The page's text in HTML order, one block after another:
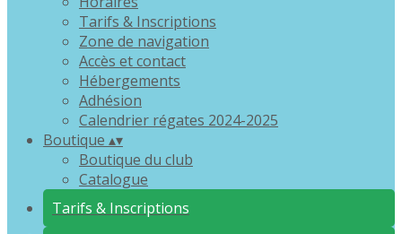
Tarifs & Inscriptions
Zone de navigation
Accès et contact
Hébergements
Adhésion
Calendrier régates 2024-2025
Boutique ▴▾
Boutique du club
Catalogue
Tarifs & Inscriptions